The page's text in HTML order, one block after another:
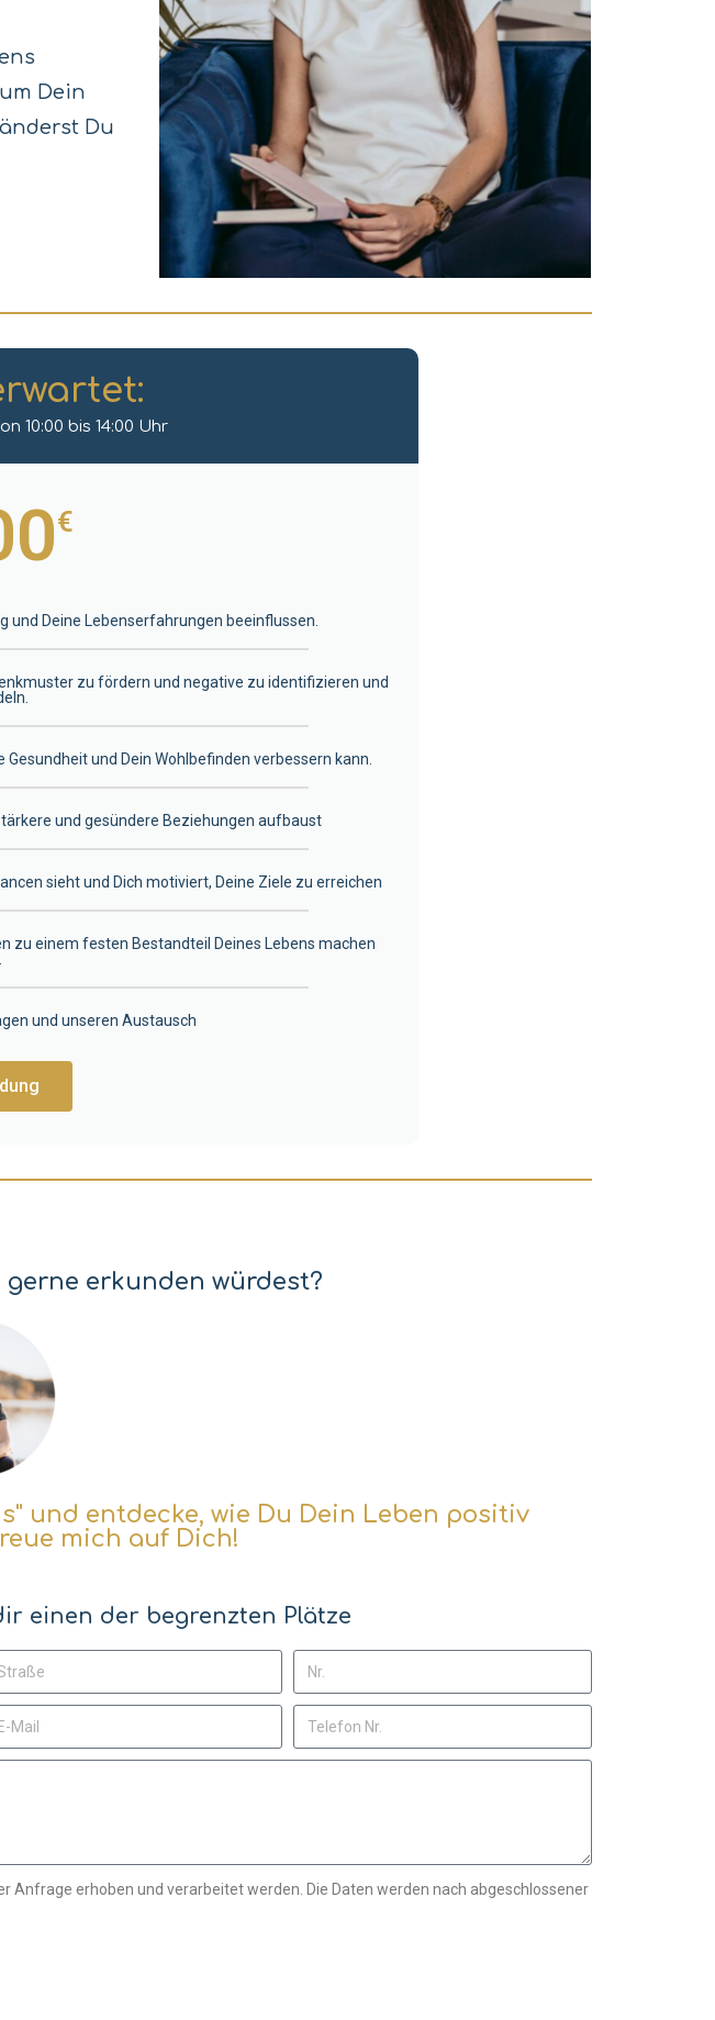
Dein
Du
10:00 bis 14:00 Uhr
€
und Deine Lebenserfahrungen beeinflussen.
zu fördern und negative zu identifizieren und
und Dein Wohlbefinden verbessern kann.
und gesündere Beziehungen aufbaust
sieht und Dich motiviert, Deine Ziele zu erreichen
zu einem festen Bestandteil Deines Lebens machen
und unseren Austausch
erkunden würdest?
und entdecke, wie Du Dein Leben positiv
mich auf Dich!
einen der begrenzten Plätze
erhoben und verarbeitet werden. Die Daten werden nach abgeschlossener